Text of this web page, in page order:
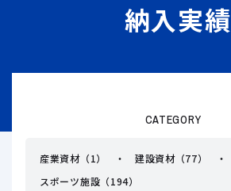
納入実績
CATEGORY
産業資材（1）
建設資材（77）
スポーツ施設（194）